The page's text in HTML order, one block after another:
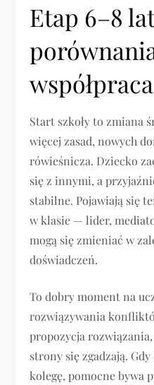
Etap 6–8
współpraca
Start szkoły to zmiana
więcej zasad, nowych
rówieśnicza. Dziecko
się z innymi, a
stabilne. Pojawiają się
w klasie — lider,
mogą się zmieniać w
doświadczeń.
To dobry moment na
rozwiązywania
propozycja
strony się zgadzają.
kolegę, pomocne bywa